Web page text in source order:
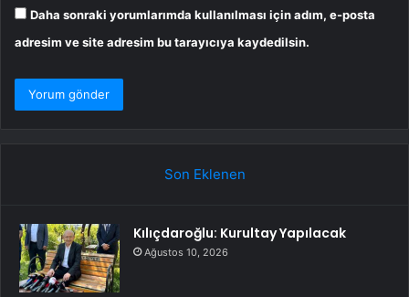
Daha sonraki yorumlarımda kullanılması için adım, e-posta
adresim ve site adresim bu tarayıcıya kaydedilsin.
Son Eklenen
Kılıçdaroğlu: Kurultay Yapılacak
Ağustos 10, 2026